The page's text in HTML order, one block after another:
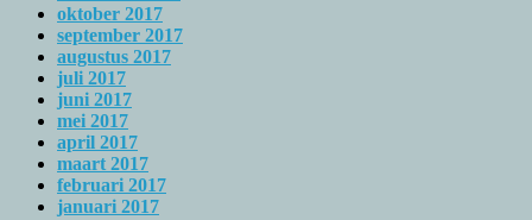
oktober 2017
september 2017
augustus 2017
juli 2017
juni 2017
mei 2017
april 2017
maart 2017
februari 2017
januari 2017